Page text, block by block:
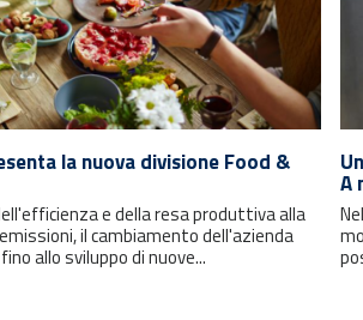
la nuova divisione Food &
e della resa produttiva alla
il cambiamento dell'azienda
allo sviluppo di nuove...
A
con le
eventi.